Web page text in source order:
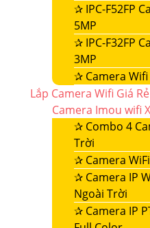
✰ IPC-F52FP
5MP
✰ IPC-F32FP
3MP
✰ Camera
Lắp Camera Wifi Giá Rẻ
Camera Imou wifi
✰ Combo 4
Trời
✰ Camera
✰ Camera IP
Ngoài Trời
✰ Camera IP